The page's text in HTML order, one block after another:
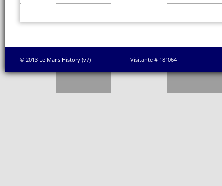
© 2013 Le Mans History (v7) Visitante # 181064